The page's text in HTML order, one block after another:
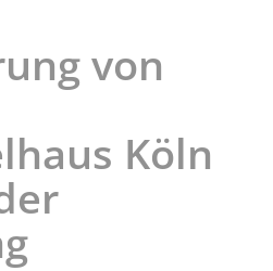
von
Köln